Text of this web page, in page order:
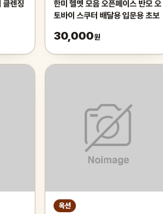
클렌징
한미 헬멧 모음 오픈페이스 반모 오
토바이 스쿠터 배달용 입문용 초보
30,000원
옥션